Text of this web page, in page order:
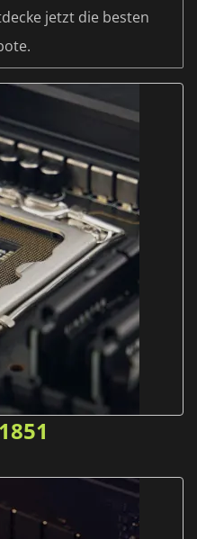
jetzt die besten